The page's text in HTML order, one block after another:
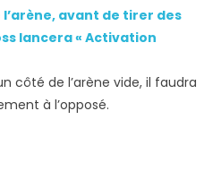
avant de tirer des
lancera « Activation
côté de l’arène vide, il faudra
à l’opposé.